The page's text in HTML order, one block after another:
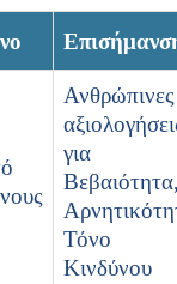
Ανθρώπινες
για
Βεβαιότητα,
Τόνο
Κινδύνου